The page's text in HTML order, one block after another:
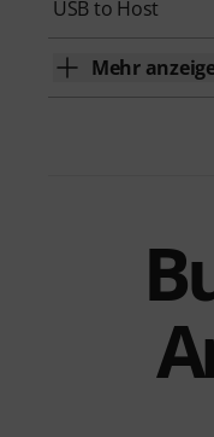
USB to Host
Mehr